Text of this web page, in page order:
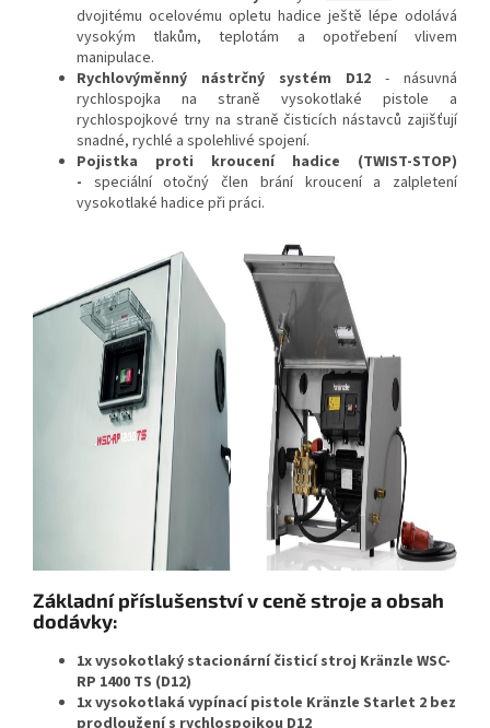
dvojitému ocelovému opletu hadice ještě lépe odolává
vysokým tlakům, teplotám a opotřebení vlivem
manipulace.
Rychlovýměnný nástrčný systém D12 - násuvná
rychlospojka na straně vysokotlaké pistole a
rychlospojkové trny na straně čisticích nástavců zajišťují
snadné, rychlé a spolehlivé spojení.
Pojistka proti kroucení hadice (TWIST-STOP)
- speciální otočný člen brání kroucení a zalpletení
vysokotlaké hadice při práci.
Základní příslušenství v ceně stroje a obsah
dodávky:
1x vysokotlaký stacionární čisticí stroj Kränzle WSC-
RP 1400 TS (D12)
1x vysokotlaká vypínací pistole Kränzle Starlet 2 bez